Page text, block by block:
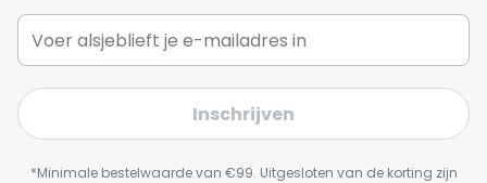
Inschrijven
*Minimale bestelwaarde van €99. Uitgesloten van de korting zijn